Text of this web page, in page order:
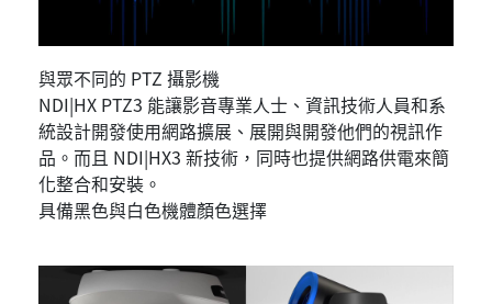
與眾不同的 PTZ 攝影機
NDI|HX PTZ3 能讓影音專業人士、資訊技術人員和系
統設計開發使用網路擴展、展開與開發他們的視訊作
品。而且 NDI|HX3 新技術，同時也提供網路供電來簡
化整合和安裝。
具備黑色與白色機體顏色選擇